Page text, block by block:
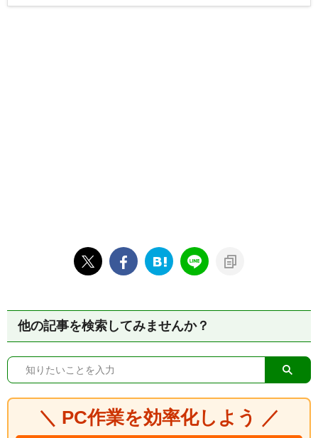
他の記事を検索してみませんか？
＼ PC作業を効率化しよう ／